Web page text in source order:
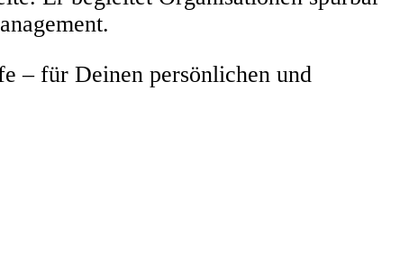
– für Deinen persönlichen und